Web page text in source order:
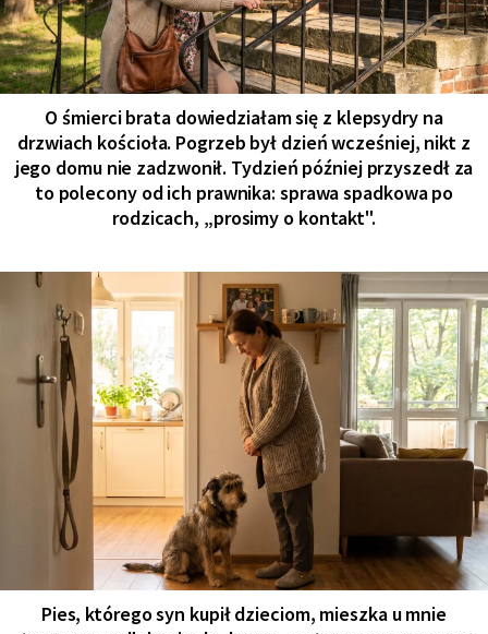
O śmierci brata dowiedziałam się z klepsydry na
drzwiach kościoła. Pogrzeb był dzień wcześniej, nikt z
jego domu nie zadzwonił. Tydzień później przyszedł za
to polecony od ich prawnika: sprawa spadkowa po
rodzicach, „prosimy o kontakt".
Pies, którego syn kupił dzieciom, mieszka u mnie